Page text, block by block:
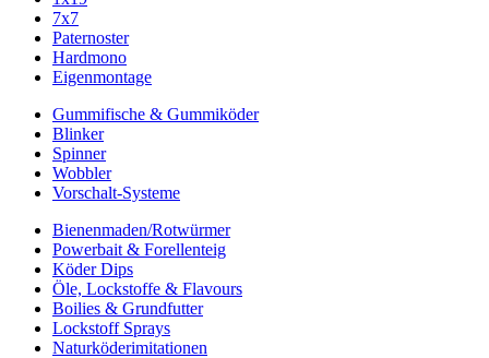
7x7
Paternoster
Hardmono
Eigenmontage
Gummifische & Gummiköder
Blinker
Spinner
Wobbler
Vorschalt-Systeme
Bienenmaden/Rotwürmer
Powerbait & Forellenteig
Köder Dips
Öle, Lockstoffe & Flavours
Boilies & Grundfutter
Lockstoff Sprays
Naturköderimitationen